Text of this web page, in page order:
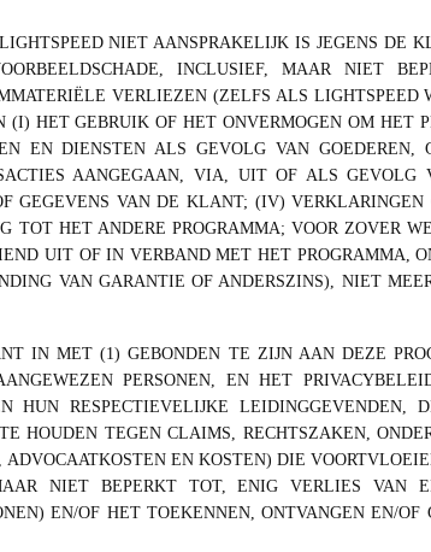
NIET AANSPRAKELIJK IS JEGENS DE
INCLUSIEF, MAAR NIET
VERLIEZEN (ZELFS ALS LIGHTSPEED
HET GEBRUIK OF HET ONVERMOGEN OM HET
EN DIENSTEN ALS GEVOLG VAN GOEDEREN,
AANGEGAAN, VIA, UIT OF ALS GEVOLG
GEGEVENS VAN DE KLANT; (IV)
TOT HET ANDERE PROGRAMMA; VOOR ZOVER
UIT OF IN VERBAND MET HET PROGRAMMA,
VAN GARANTIE OF ANDERSZINS), NIET
IN MET (1) GEBONDEN TE ZIJN AAN DEZE
PERSONEN, EN HET
RESPECTIEVELIJKE LEIDINGGEVENDEN,
HOUDEN TEGEN CLAIMS, RECHTSZAKEN,
EN KOSTEN) DIE
NIET BEPERKT TOT, ENIG VERLIES VAN
EN/OF HET TOEKENNEN, ONTVANGEN EN/